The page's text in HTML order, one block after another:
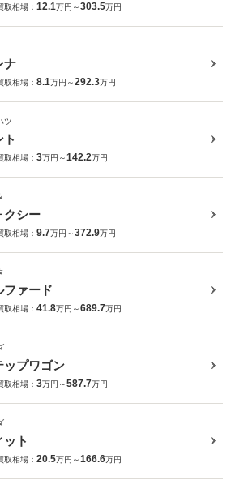
取相場： 12.1万円～303.5万円
ナ
取相場： 8.1万円～292.3万円
ツ
ト
取相場： 3万円～142.2万円
クシー
取相場： 9.7万円～372.9万円
ファード
取相場： 41.8万円～689.7万円
ップワゴン
取相場： 3万円～587.7万円
ット
取相場： 20.5万円～166.6万円